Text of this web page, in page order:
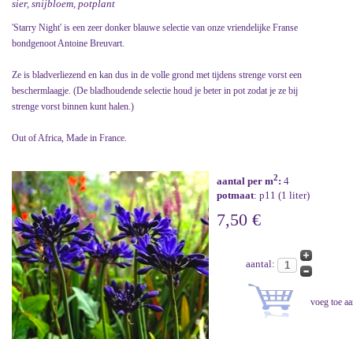
sier, snijbloem, potplant
'Starry Night' is een zeer donker blauwe selectie van onze vriendelijke Franse
bondgenoot Antoine Breuvart.
Ze is bladverliezend en kan dus in de volle grond met tijdens strenge vorst een
beschermlaagje. (De bladhoudende selectie houd je beter in pot zodat je ze bij
strenge vorst binnen kunt halen.)
Out of Africa, Made in France.
aantal per m2: 4
potmaat: p11 (1 liter)
7,50 €
aantal: